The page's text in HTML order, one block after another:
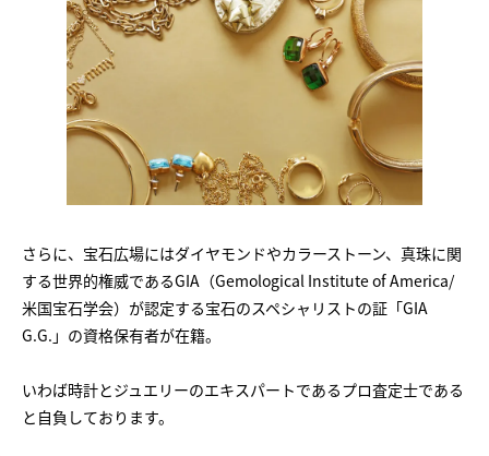
さらに、宝石広場にはダイヤモンドやカラーストーン、真珠に関
する世界的権威であるGIA（Gemological Institute of America/
米国宝石学会）が認定する宝石のスペシャリストの証「GIA
G.G.」の資格保有者が在籍。
いわば時計とジュエリーのエキスパートであるプロ査定士である
と自負しております。